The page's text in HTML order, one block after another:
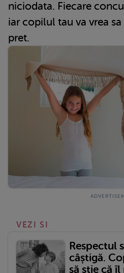
niciodata. Fiecare
iar copilul tau va vrea
pret.
VEZI SI
Respectul
câștigă.
să știe că